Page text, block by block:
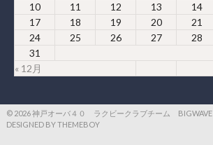
« 12月
10
11 12 13 14
17
18 19 20 21
24
25 26 27 28
31
© 2026 神戸オーバ４０ ラクビークラブチーム BIGWAVE
DESIGNED BY THEMEBOY